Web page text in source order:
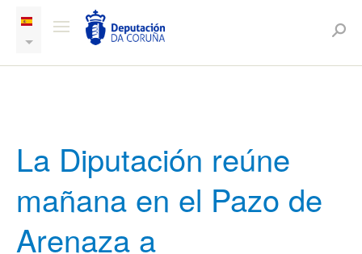
La Diputación reúne
mañana en el Pazo de
Arenaza a